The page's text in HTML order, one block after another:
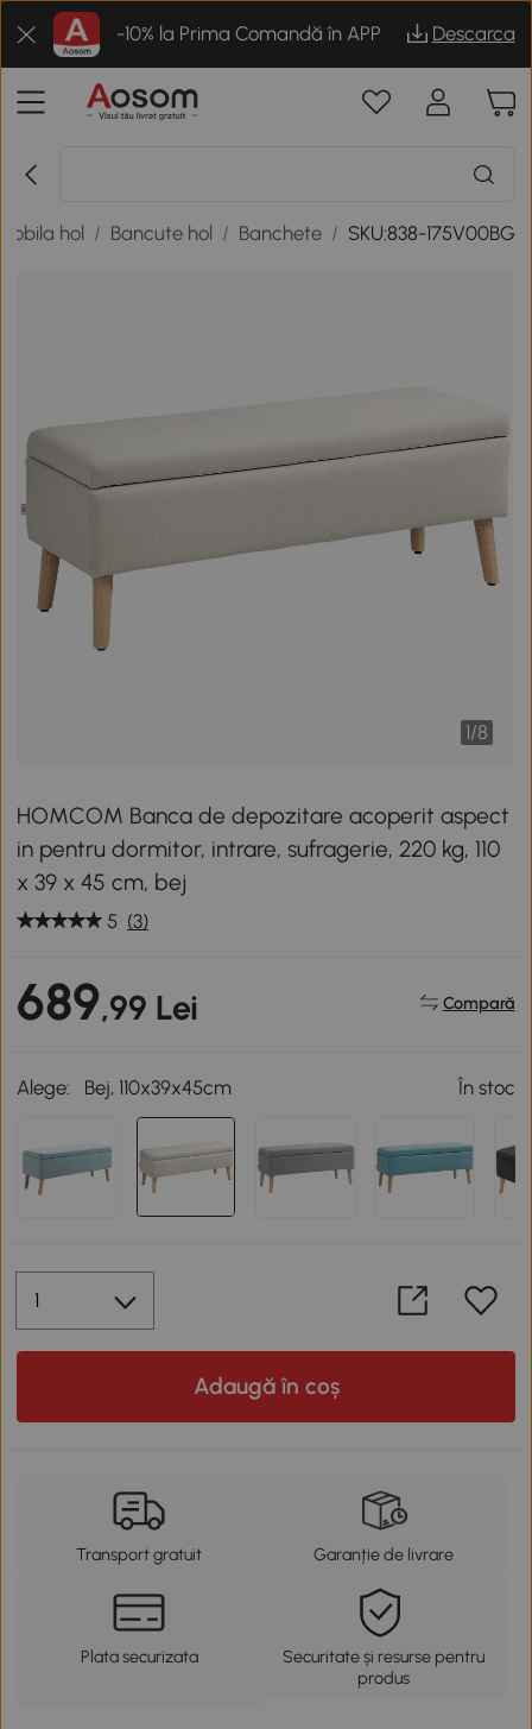
-10% la Prima Comandă în APP Descarca
hol / Bancute hol / Banchete / SKU:838-175V00BG
1/8
HOMCOM Banca de depozitare acoperit aspect
in pentru dormitor, intrare, sufragerie, 220 kg, 110
x 39 x 45 cm, bej
5 (3)
689,99 Lei Compară
Alege: Bej, 110x39x45cm În stoc
Adaugă în coș
Transport gratuit Garanție de livrare
Plata securizata
Securitate și resurse pentru
produs